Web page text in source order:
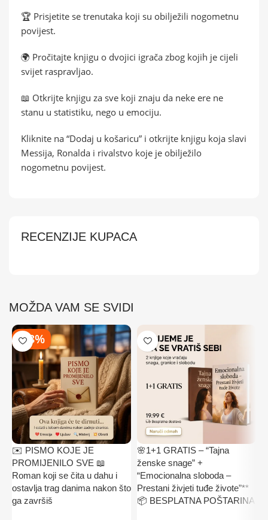
🏆 Prisjetite se trenutaka koji su obilježili nogometnu
povijest.
🌍 Pročitajte knjigu o dvojici igrača zbog kojih je cijeli
svijet raspravljao.
📖 Otkrijte knjigu za sve koji znaju da neke ere ne
stanu u statistiku, nego u emociju.
Kliknite na “Dodaj u košaricu” i otkrijte knjigu koja slavi
Messija, Ronalda i rivalstvo koje je obilježilo
nogometnu povijest.
RECENZIJE KUPACA
MOŽDA VAM SE SVIDI
-43%
✉️ PISMO KOJE JE
PROMIJENILO SVE 📖
Roman koji se čita u dahu i
ostavlja trag danima nakon što
ga završiš
🌸1+1 GRATIS – “Tajna
ženske snage” +
“Emocionalna sloboda –
Prestani živjeti tuđe živote”**
📦 BESPLATNA POŠTARINA